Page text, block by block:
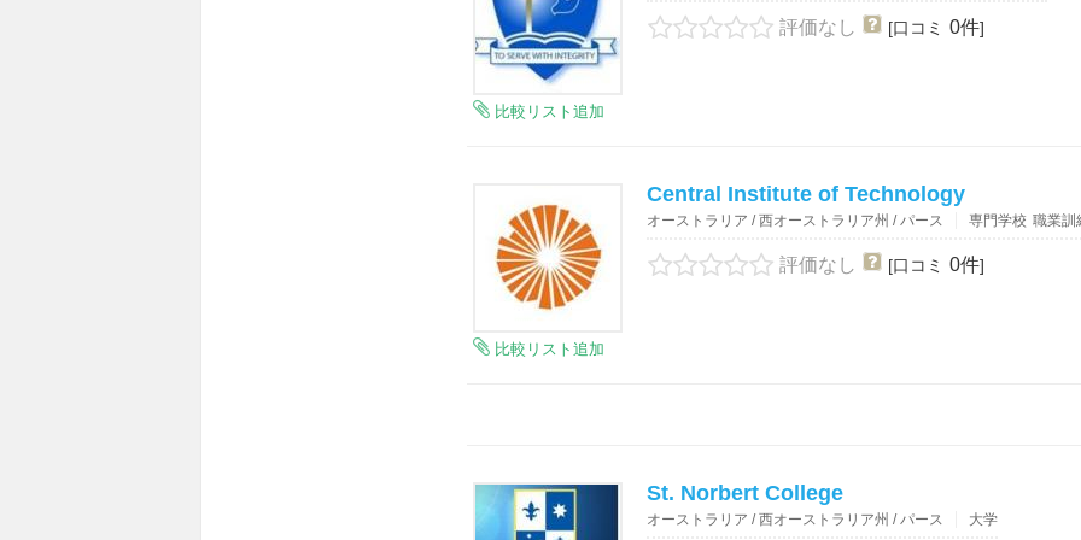
評価なし [口コミ 0件]
比較リスト追加
Central Institute of Technology
オーストラリア / 西オーストラリア州 / パース 専門学校 職業訓
評価なし [口コミ 0件]
比較リスト追加
St. Norbert College
オーストラリア / 西オーストラリア州 / パース 大学